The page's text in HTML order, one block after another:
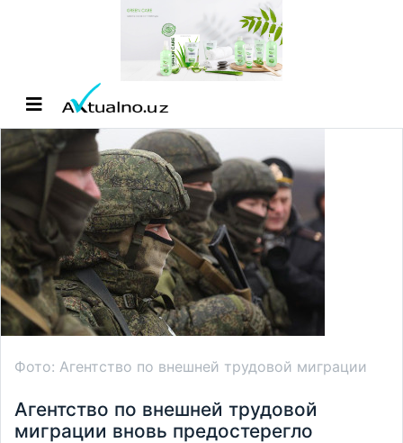
Фото: Агентство по внешней трудовой миграции
Агентство по внешней трудовой
миграции вновь предостерегло